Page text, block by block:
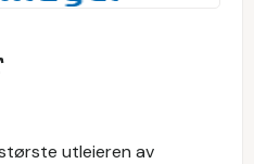
utleieren av